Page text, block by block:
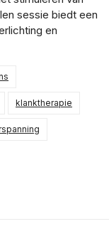
sessie biedt een
en
klanktherapie